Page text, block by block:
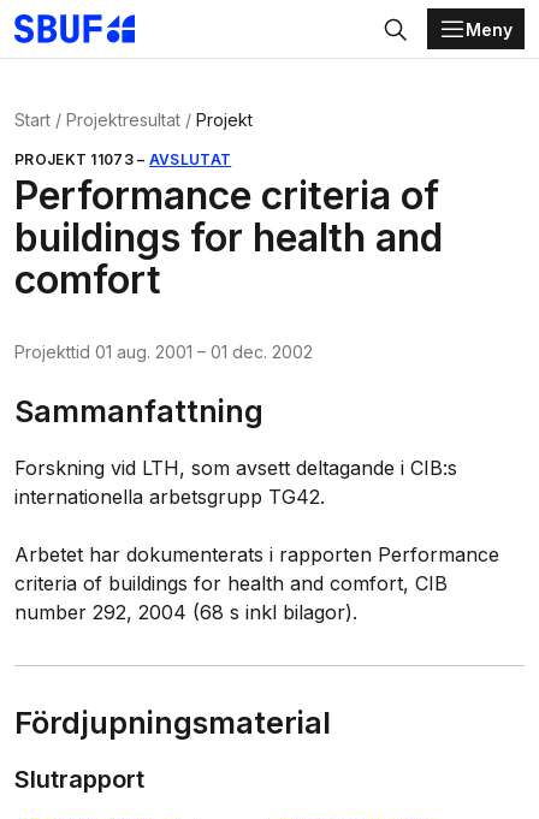
Gå direkt till huvudinnehållet
Sök
Meny
Start Projektresultat Projekt
PROJEKT 11073 – AVSLUTAT
Performance criteria of
buildings for health and
comfort
Projekttid 01 aug. 2001 – 01 dec. 2002
Sammanfattning
Forskning vid LTH, som avsett deltagande i CIB:s
internationella arbetsgrupp TG42.
Arbetet har dokumenterats i rapporten Performance
criteria of buildings for health and comfort, CIB
number 292, 2004 (68 s inkl bilagor).
Fördjupningsmaterial
Slutrapport